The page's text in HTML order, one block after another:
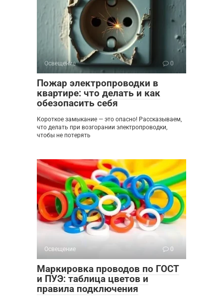
Освещение 0
Пожар электропроводки в
квартире: что делать и как
обезопасить себя
Короткое замыкание — это опасно! Рассказываем,
что делать при возгорании электропроводки,
чтобы не потерять
Освещение 0
Маркировка проводов по ГОСТ
и ПУЭ: таблица цветов и
правила подключения